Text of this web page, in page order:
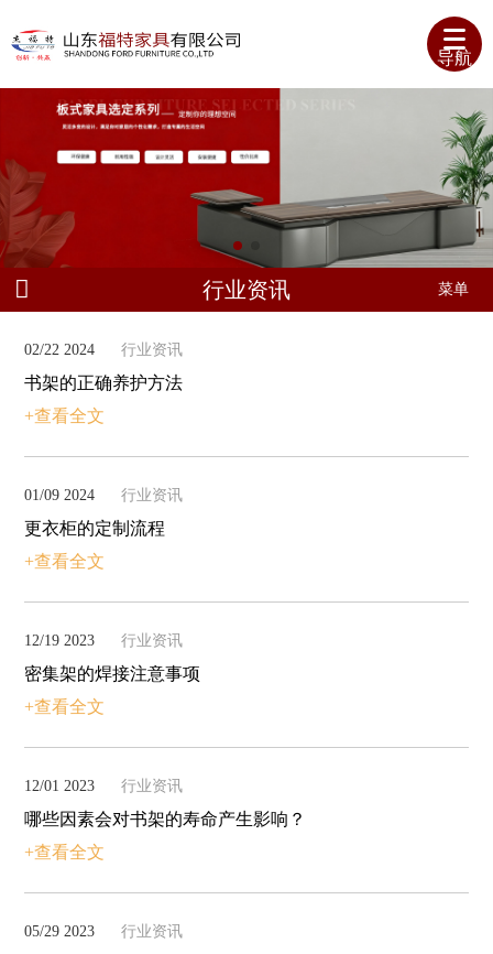
导航
行业资讯 菜单
02/22 2024 行业资讯
书架的正确养护方法
+查看全文
01/09 2024 行业资讯
更衣柜的定制流程
+查看全文
12/19 2023 行业资讯
密集架的焊接注意事项
+查看全文
12/01 2023 行业资讯
哪些因素会对书架的寿命产生影响？
+查看全文
05/29 2023 行业资讯